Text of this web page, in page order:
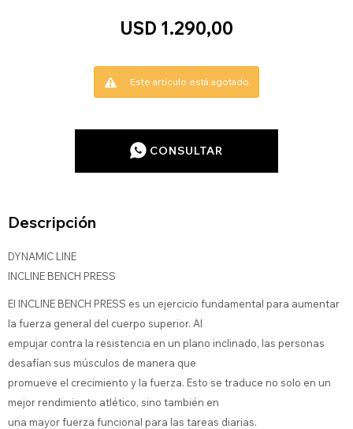
USD 1.290,00
Este artículo está agotado.
CONSULTAR
Descripción
DYNAMIC LINE
INCLINE BENCH PRESS
El INCLINE BENCH PRESS es un ejercicio fundamental para aumentar
la fuerza general del cuerpo superior. Al
empujar contra la resistencia en un plano inclinado, las personas
desafían sus músculos de manera que
promueve el crecimiento y la fuerza. Esto se traduce no solo en un
mejor rendimiento atlético, sino también en
una mayor fuerza funcional para las tareas diarias.